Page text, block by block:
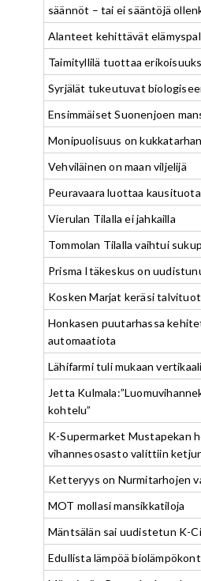
säännöt – tai ei sääntöjä
Alanteet kehittävät
Taimityllilä tuottaa
Syrjälät tukeutuvat
Ensimmäiset Suonenjoen
Monipuolisuus on
Vehviläinen on maan viljelijä
Peuravaara luottaa
Vierulan Tilalla ei jahkailla
Tommolan Tilalla vaihtui
Prisma Itäkeskus on
Kosken Marjat keräsi
Honkasen puutarhassa
automaatiota
Lähifarmi tuli mukaan
Jetta
kohtelu”
K-Supermarket Mustapekan
vihannesosasto valittiin
Ketteryys on Nurmitarhojen
MOT mollasi mansikkatiloja
Mäntsälän sai uudistetun K-
Edullista lämpöä